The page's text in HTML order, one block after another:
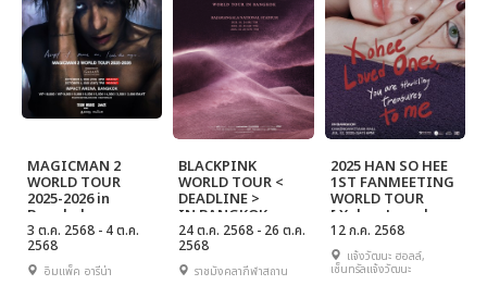
MAGICMAN 2
WORLD TOUR
2025-2026 in
Bangkok
Presented by
Galaxy Resorts
Thailand
3 ต.ค. 2568 - 4 ต.ค.
2568
อิมแพ็ค อารีน่า
BLACKPINK
WORLD TOUR <
DEADLINE >
IN BANGKOK
24 ต.ค. 2568 - 26 ต.ค.
2568
ราชมังคลากีฬาสถาน
2025 HAN SO HEE
1ST FANMEETING
WORLD TOUR
[ Xohee Loved
Ones, ] in
BANGKOK
12 ก.ค. 2568
แจ้งวัฒนะ ฮอลล์,
เซ็นทรัลแจ้งวัฒนะ